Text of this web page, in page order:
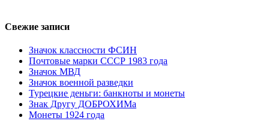
Свежие записи
Значок классности ФСИН
Почтовые марки СССР 1983 года
Значок МВД
Значок военной разведки
Турецкие деньги: банкноты и монеты
Знак Другу ДОБРОХИМа
Монеты 1924 года